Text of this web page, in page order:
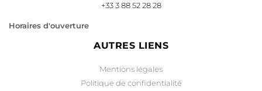
+33 3 88 52 28 28
Horaires d'ouverture
AUTRES LIENS
Mentions légales
Politique de confidentialité